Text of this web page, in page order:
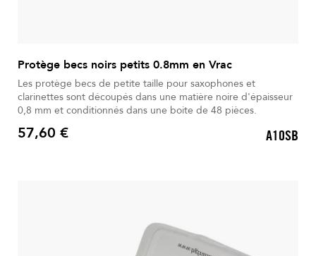
Protège becs noirs petits 0.8mm en Vrac
Les protège becs de petite taille pour saxophones et
clarinettes sont découpés dans une matière noire d'épaisseur
0,8 mm et conditionnés dans une boite de 48 pièces.
Prix
57,60 € A10SB